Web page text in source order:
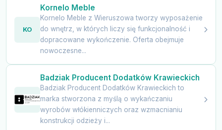
KO
Kornelo Meble
Kornelo Meble z Wieruszowa tworzy wyposażenie
do wnętrz, w których liczy się funkcjonalność i
dopracowane wykończenie. Oferta obejmuje
nowoczesne...
Badziak Producent Dodatków Krawieckich
Badziak Producent Dodatków Krawieckich to
marka stworzona z myślą o wykańczaniu
wyrobów włókienniczych oraz wzmacnianiu
konstrukcji odzieży i...